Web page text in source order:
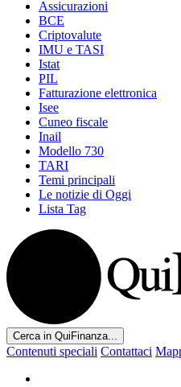
Assicurazioni
BCE
Criptovalute
IMU e TASI
Istat
PIL
Fatturazione elettronica
Isee
Cuneo fiscale
Inail
Modello 730
TARI
Temi principali
Le notizie di Oggi
Lista Tag
Cerca in QuiFinanza...
Contenuti speciali Contattaci